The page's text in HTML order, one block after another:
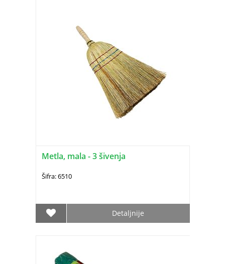
Metla, mala - 3 šivenja
Šifra: 6510
Detaljnije